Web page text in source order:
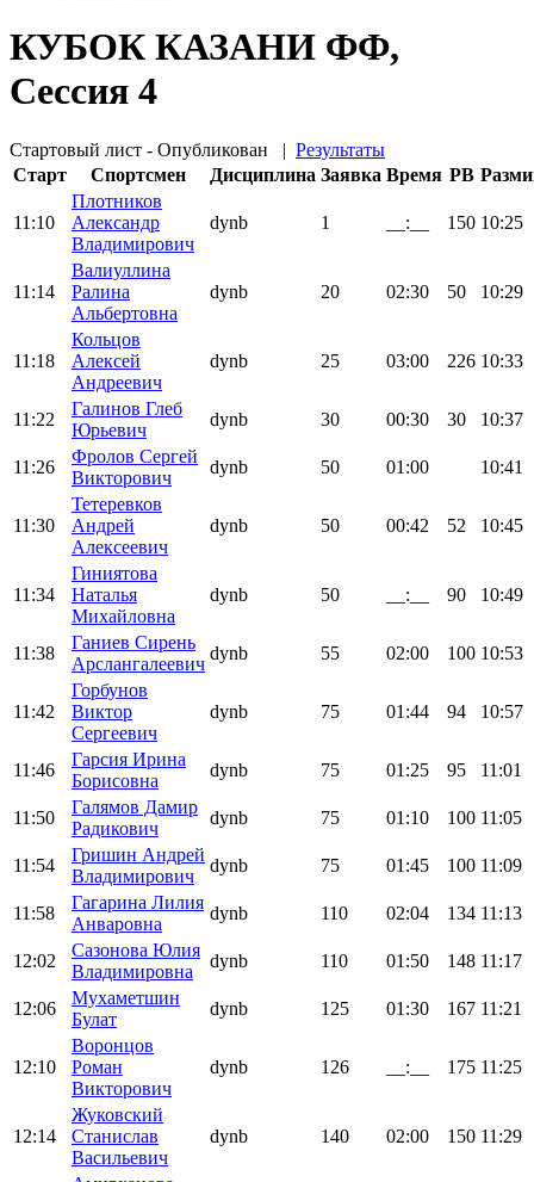
КУБОК КАЗАНИ ФФ,
Сессия 4
Стартовый лист - Опубликован | Результаты
Старт
Спортсмен Дисциплина Заявка Время PB
11:10
Плотников
Александр
Владимирович
dynb 1 __:__ 150 10:25
11:14
Валиуллина
Ралина
Альбертовна
dynb 20 02:30 50 10:29
11:18
Кольцов
Алексей
Андреевич
dynb 25 03:00 226 10:33
11:22
Галинов Глеб
Юрьевич
dynb 30 00:30 30 10:37
11:26
Фролов Сергей
Викторович
dynb 50 01:00 10:41
11:30
Тетеревков
Андрей
Алексеевич
dynb 50 00:42 52 10:45
11:34
Гиниятова
Наталья
Михайловна
dynb 50 __:__ 90 10:49
11:38
Ганиев Сирень
Арслангалеевич
dynb 55 02:00 100 10:53
11:42
Горбунов
Виктор
Сергеевич
dynb 75 01:44 94 10:57
11:46
Гарсия Ирина
Борисовна
dynb 75 01:25 95 11:01
11:50
Галямов Дамир
Радикович
dynb 75 01:10 100 11:05
11:54
Гришин Андрей
Владимирович
dynb 75 01:45 100 11:09
11:58
Гагарина Лилия
Анваровна
dynb 110 02:04 134 11:13
12:02
Сазонова Юлия
Владимировна
dynb 110 01:50 148 11:17
12:06
Мухаметшин
Булат
dynb 125 01:30 167 11:21
12:10
Воронцов
Роман
Викторович
dynb 126 __:__ 175 11:25
12:14
Жуковский
Станислав
Васильевич
dynb 140 02:00 150 11:29